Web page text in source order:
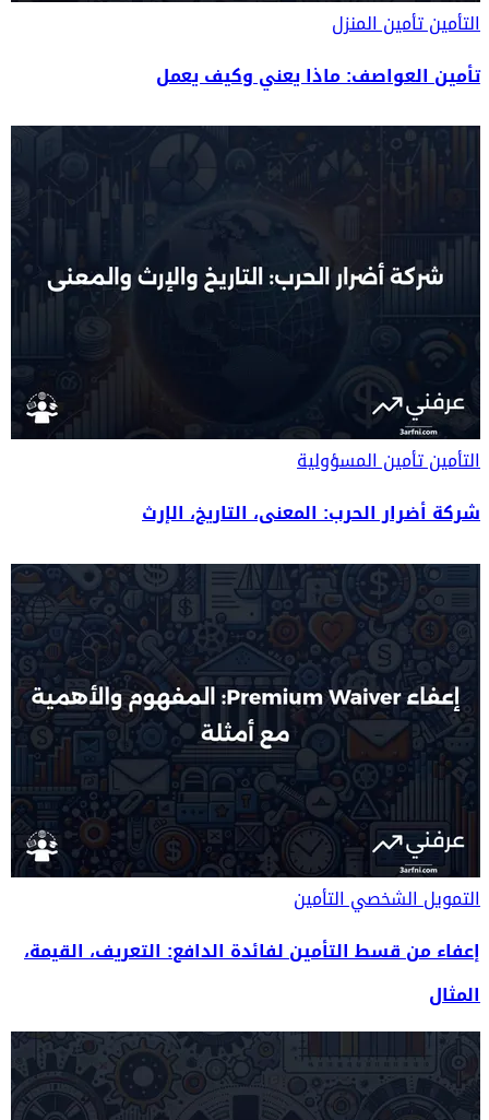
التأمينتأمين المنزل
تأمين العواصف: ماذا يعني وكيف يعمل
التأمينتأمين المسؤولية
شركة أضرار الحرب: المعنى، التاريخ، الإرث
التمويل الشخصيالتأمين
إعفاء من قسط التأمين لفائدة الدافع: التعريف، القيمة،
المثال